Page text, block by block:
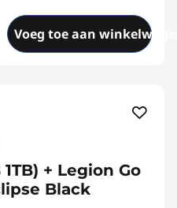
Voeg toe aan
+ Legion Go
Black